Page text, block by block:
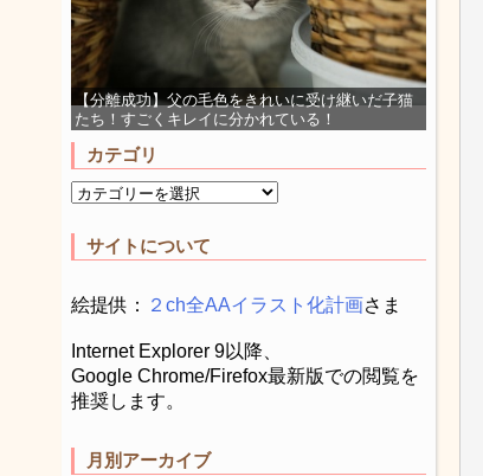
【分離成功】父の毛色をきれいに受け継いだ子猫
たち！すごくキレイに分かれている！
カテゴリ
サイトについて
絵提供： ２ch全AAイラスト化計画さま
Internet Explorer 9以降、
Google Chrome/Firefox最新版での閲覧を
推奨します。
月別アーカイブ